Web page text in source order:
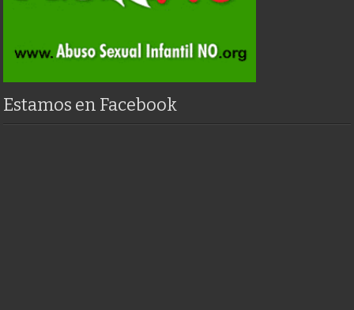
Estamos en Facebook